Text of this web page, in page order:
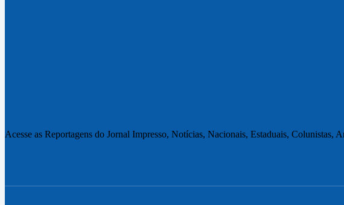
Acesse as Reportagens do Jornal Impresso, Notícias, Nacionais, Estaduais, Colunistas,